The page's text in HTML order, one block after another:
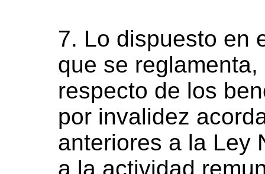
7. Lo dispuesto en
que se
respecto de los
por invalidez
anteriores a la Ley
a la actividad